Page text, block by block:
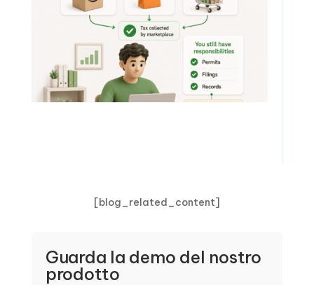
[blog_related_content]
Guarda la demo del nostro
prodotto